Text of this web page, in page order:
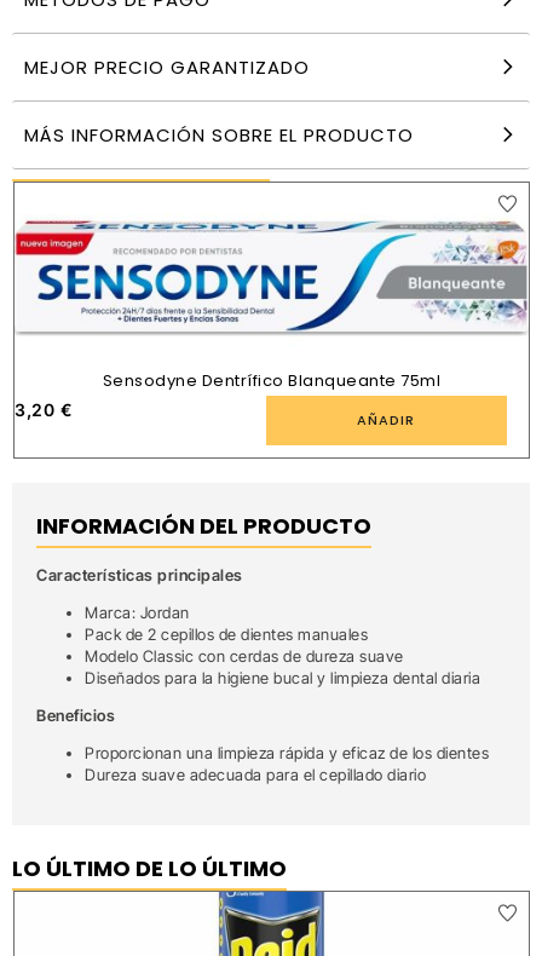
MEJOR PRECIO GARANTIZADO
MÁS INFORMACIÓN SOBRE EL PRODUCTO
pack 2 unidades
5,50€
AÑADIR
PRODUCTOS SIMILARES
Sensodyne Dentrífico Blanqueante 75ml
3,20 € AÑADIR
INFORMACIÓN DEL PRODUCTO
Características principales
Marca: Jordan
Pack de 2 cepillos de dientes manuales
Modelo Classic con cerdas de dureza suave
Diseñados para la higiene bucal y limpieza dental diaria
Beneficios
Proporcionan una limpieza rápida y eficaz de los dientes
Dureza suave adecuada para el cepillado diario
LO ÚLTIMO DE LO ÚLTIMO